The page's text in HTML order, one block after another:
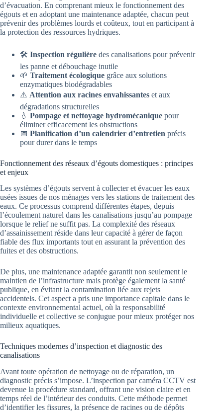
d’évacuation. En comprenant mieux le fonctionnement des
égouts et en adoptant une maintenance adaptée, chacun peut
prévenir des problèmes lourds et coûteux, tout en participant à
la protection des ressources hydriques.
🛠️ Inspection régulière des canalisations pour prévenir
les panne et débouchage inutile
🌱 Traitement écologique grâce aux solutions
enzymatiques biodégradables
⚠️ Attention aux racines envahissantes et aux
dégradations structurelles
💧 Pompage et nettoyage hydromécanique pour
éliminer efficacement les obstructions
📅 Planification d’un calendrier d’entretien précis
pour durer dans le temps
Fonctionnement des réseaux d’égouts domestiques : principes
et enjeux
Les systèmes d’égouts servent à collecter et évacuer les eaux
usées issues de nos ménages vers les stations de traitement des
eaux. Ce processus comprend différentes étapes, depuis
l’écoulement naturel dans les canalisations jusqu’au pompage
lorsque le relief ne suffit pas. La complexité des réseaux
d’assainissement réside dans leur capacité à gérer de façon
fiable des flux importants tout en assurant la prévention des
fuites et des obstructions.
De plus, une maintenance adaptée garantit non seulement le
maintien de l’infrastructure mais protège également la santé
publique, en évitant la contamination liée aux rejets
accidentels. Cet aspect a pris une importance capitale dans le
contexte environnemental actuel, où la responsabilité
individuelle et collective se conjugue pour mieux protéger nos
milieux aquatiques.
Techniques modernes d’inspection et diagnostic des
canalisations
Avant toute opération de nettoyage ou de réparation, un
diagnostic précis s’impose. L’inspection par caméra CCTV est
devenue la procédure standard, offrant une vision claire et en
temps réel de l’intérieur des conduits. Cette méthode permet
d’identifier les fissures, la présence de racines ou de dépôts